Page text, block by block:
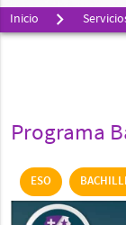
Inicio
Programa
ESO